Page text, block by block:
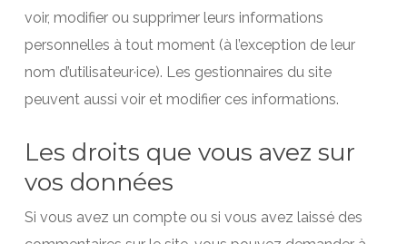
voir, modifier ou supprimer leurs informations
personnelles à tout moment (à l’exception de leur
nom d’utilisateur·ice). Les gestionnaires du site
peuvent aussi voir et modifier ces informations.
Les droits que vous avez sur
vos données
Si vous avez un compte ou si vous avez laissé des